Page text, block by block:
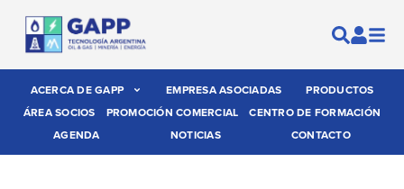
ACERCA DE GAPP EMPRESA ASOCIADAS
PRODUCTOS
ÁREA SOCIOS
PROMOCIÓN COMERCIAL
CENTRO DE FORMACIÓN
AGENDA
NOTICIAS CONTACTO